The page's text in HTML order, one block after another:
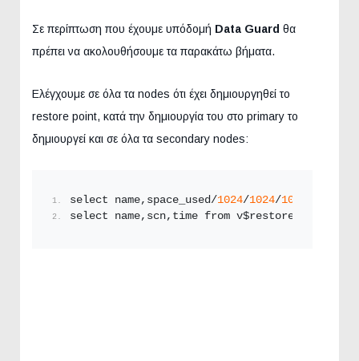
Σε περίπτωση που έχουμε υπόδομή Data Guard θα
πρέπει να ακολουθήσουμε τα παρακάτω βήματα.
Ελέγχουμε σε όλα τα nodes ότι έχει δημιουργηθεί το
restore point, κατά την δημιουργία του στο primary το
δημιουργεί και σε όλα τα secondary nodes:
select name,space_used/1024/1024/1024
select name,scn,time from v$restore_point;